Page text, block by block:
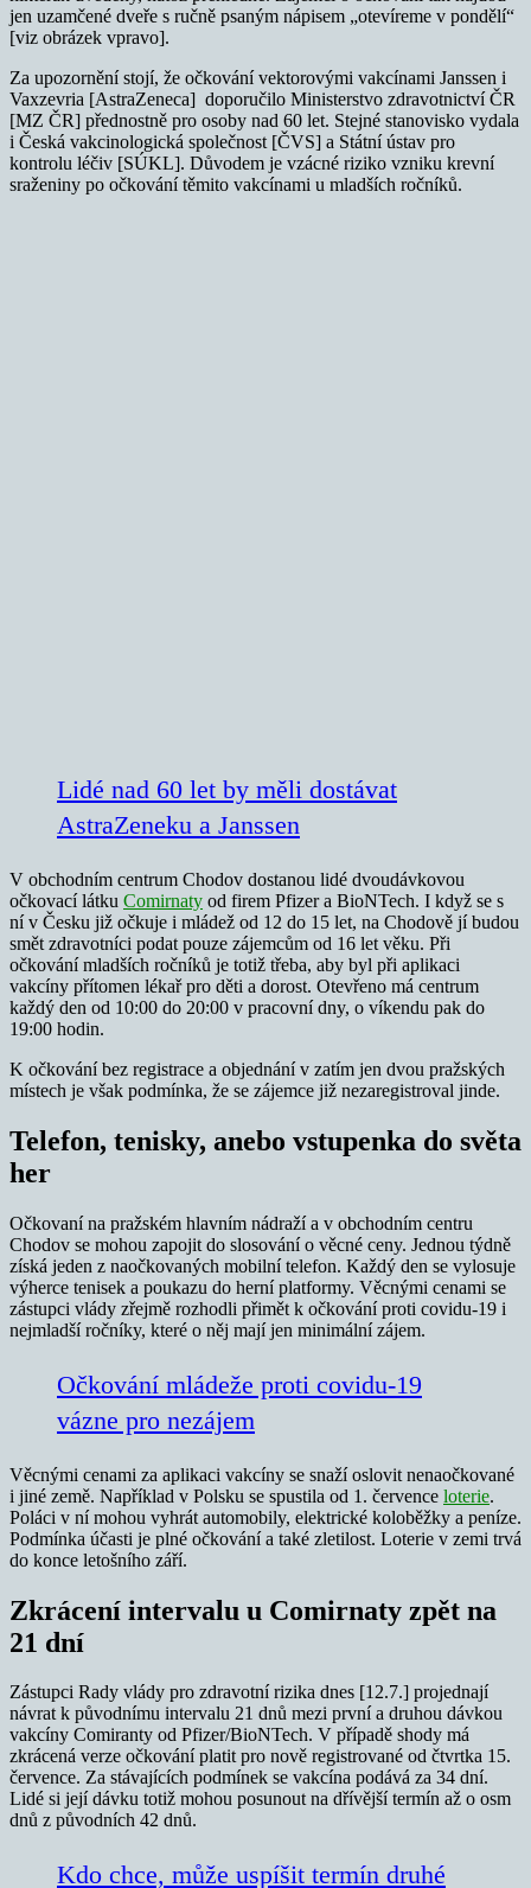
jen uzamčené dveře s ručně psaným nápisem „otevíreme v pondělí“
[viz obrázek vpravo].
Za upozornění stojí, že očkování vektorovými vakcínami Janssen i
Vaxzevria [AstraZeneca] doporučilo Ministerstvo zdravotnictví ČR
[MZ ČR] přednostně pro osoby nad 60 let. Stejné stanovisko vydala
i Česká vakcinologická společnost [ČVS] a Státní ústav pro
kontrolu léčiv [SÚKL]. Důvodem je vzácné riziko vzniku krevní
sraženiny po očkování těmito vakcínami u mladších ročníků.
Lidé nad 60 let by měli dostávat
AstraZeneku a Janssen
V obchodním centrum Chodov dostanou lidé dvoudávkovou
očkovací látku Comirnaty od firem Pfizer a BioNTech. I když se s
ní v Česku již očkuje i mládež od 12 do 15 let, na Chodově jí budou
smět zdravotníci podat pouze zájemcům od 16 let věku. Při
očkování mladších ročníků je totiž třeba, aby byl při aplikaci
vakcíny přítomen lékař pro děti a dorost. Otevřeno má centrum
každý den od 10:00 do 20:00 v pracovní dny, o víkendu pak do
19:00 hodin.
K očkování bez registrace a objednání v zatím jen dvou pražských
místech je však podmínka, že se zájemce již nezaregistroval jinde.
Telefon, tenisky, anebo vstupenka do světa
her
Očkovaní na pražském hlavním nádraží a v obchodním centru
Chodov se mohou zapojit do slosování o věcné ceny. Jednou týdně
získá jeden z naočkovaných mobilní telefon. Každý den se vylosuje
výherce tenisek a poukazu do herní platformy. Věcnými cenami se
zástupci vlády zřejmě rozhodli přimět k očkování proti covidu-19 i
nejmladší ročníky, které o něj mají jen minimální zájem.
Očkování mládeže proti covidu-19
vázne pro nezájem
Věcnými cenami za aplikaci vakcíny se snaží oslovit nenaočkované
i jiné země. Například v Polsku se spustila od 1. července loterie.
Poláci v ní mohou vyhrát automobily, elektrické koloběžky a peníze.
Podmínka účasti je plné očkování a také zletilost. Loterie v zemi trvá
do konce letošního září.
Zkrácení intervalu u Comirnaty zpět na
21 dní
Zástupci Rady vlády pro zdravotní rizika dnes [12.7.] projednají
návrat k původnímu intervalu 21 dnů mezi první a druhou dávkou
vakcíny Comiranty od Pfizer/BioNTech. V případě shody má
zkrácená verze očkování platit pro nově registrované od čtvrtka 15.
července. Za stávajících podmínek se vakcína podává za 34 dní.
Lidé si její dávku totiž mohou posunout na dřívější termín až o osm
dnů z původních 42 dnů.
Kdo chce, může uspíšit termín druhé